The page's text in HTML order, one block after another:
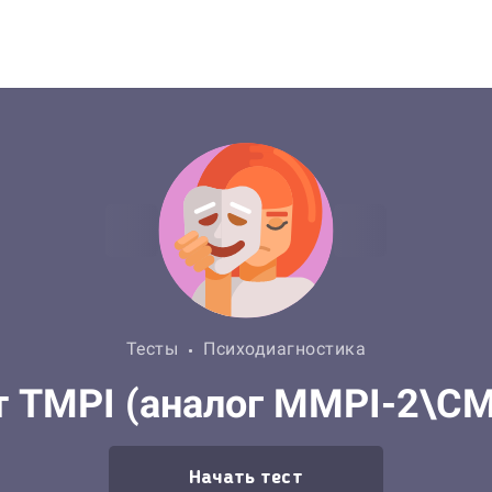
Тесты Психодиагностика
TMPI (аналог MMPI-
Начать тест